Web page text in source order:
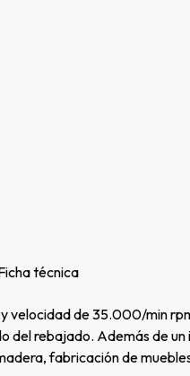
de 35.000/min
del rebajado. Además de
fabricación de
técnica